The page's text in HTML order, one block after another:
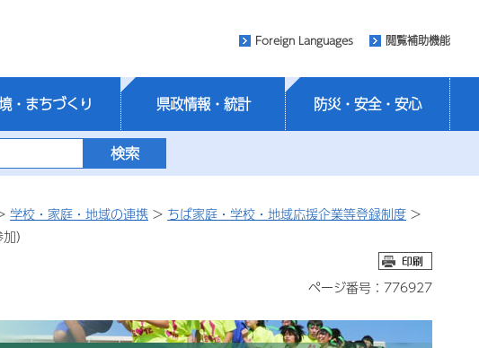
Foreign Languages 閲覧補助機能
・まちづくり 県政情報・統計 防災・安全・安心
学校・家庭・地域の連携 > ちば家庭・学校・地域応援企業等登録制度 >
）
ページ番号：776927